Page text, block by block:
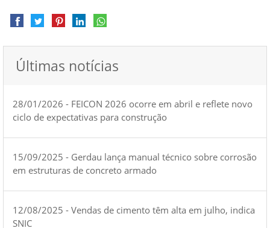
Últimas notícias
28/01/2026 - FEICON 2026 ocorre em abril e reflete novo
ciclo de expectativas para construção
15/09/2025 - Gerdau lança manual técnico sobre corrosão
em estruturas de concreto armado
12/08/2025 - Vendas de cimento têm alta em julho, indica
SNIC